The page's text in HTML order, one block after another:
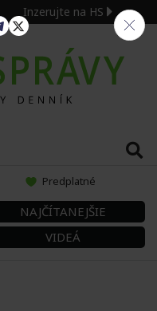
Inzerujte na HS
Predplatné
NAJČÍTANEJŠIE
VIDEÁ